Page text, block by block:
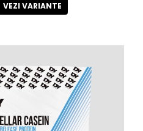
VEZI VARIANTE